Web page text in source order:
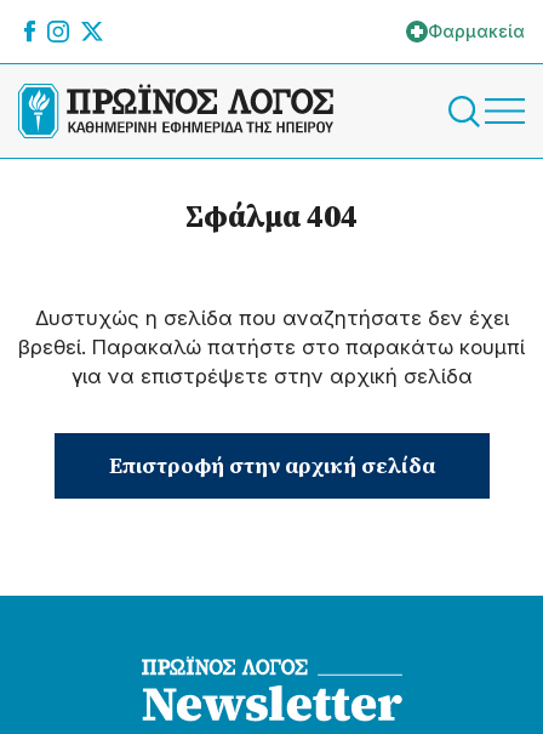
Φαρμακεία
Σφάλμα 404
Δυστυχώς η σελίδα που αναζητήσατε δεν έχει
βρεθεί. Παρακαλώ πατήστε στο παρακάτω κουμπί
για να επιστρέψετε στην αρχική σελίδα
Επιστροφή στην αρχική σελίδα